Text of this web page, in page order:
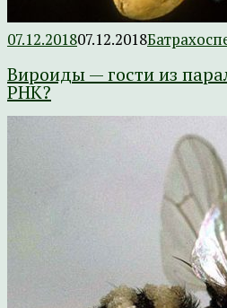
07.12.201807.12.2018
Вироиды — гости из
РНК?